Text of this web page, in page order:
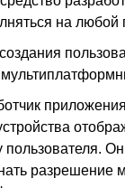
на любой
разрешение